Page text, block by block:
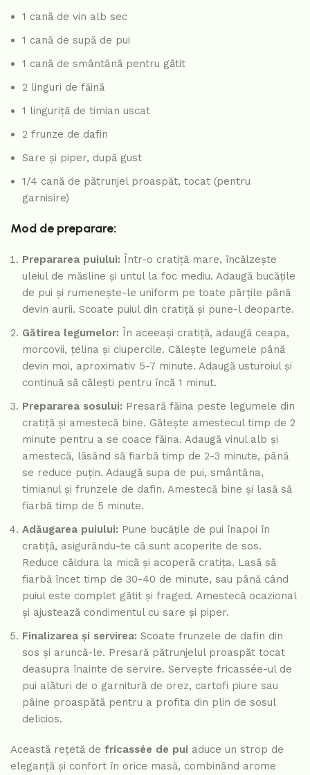
1 cană de vin alb sec
1 cană de supă de pui
1 cană de smântână pentru gătit
2 linguri de făină
1 linguriță de timian uscat
2 frunze de dafin
Sare și piper, după gust
1/4 cană de pătrunjel proaspăt, tocat (pentru
garnisire)
Mod de preparare:
Prepararea puiului: Într-o cratiță mare, încălzește
uleiul de măsline și untul la foc mediu. Adaugă bucățile
de pui și rumenește-le uniform pe toate părțile până
devin aurii. Scoate puiul din cratiță și pune-l deoparte.
Gătirea legumelor: În aceeași cratiță, adaugă ceapa,
morcovii, țelina și ciupercile. Călește legumele până
devin moi, aproximativ 5-7 minute. Adaugă usturoiul și
continuă să călești pentru încă 1 minut.
Prepararea sosului: Presară făina peste legumele din
cratiță și amestecă bine. Gătește amestecul timp de 2
minute pentru a se coace făina. Adaugă vinul alb și
amestecă, lăsând să fiarbă timp de 2-3 minute, până
se reduce puțin. Adaugă supa de pui, smântâna,
timianul și frunzele de dafin. Amestecă bine și lasă să
fiarbă timp de 5 minute.
Adăugarea puiului: Pune bucățile de pui înapoi în
cratiță, asigurându-te că sunt acoperite de sos.
Reduce căldura la mică și acoperă cratița. Lasă să
fiarbă încet timp de 30-40 de minute, sau până când
puiul este complet gătit și fraged. Amestecă ocazional
și ajustează condimentul cu sare și piper.
Finalizarea și servirea: Scoate frunzele de dafin din
sos și aruncă-le. Presară pătrunjelul proaspăt tocat
deasupra înainte de servire. Servește fricassée-ul de
pui alături de o garnitură de orez, cartofi piure sau
pâine proaspătă pentru a profita din plin de sosul
delicios.
Această rețetă de fricassée de pui aduce un strop de
eleganță și confort în orice masă, combinând arome